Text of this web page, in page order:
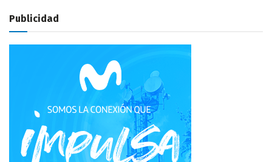
Publicidad